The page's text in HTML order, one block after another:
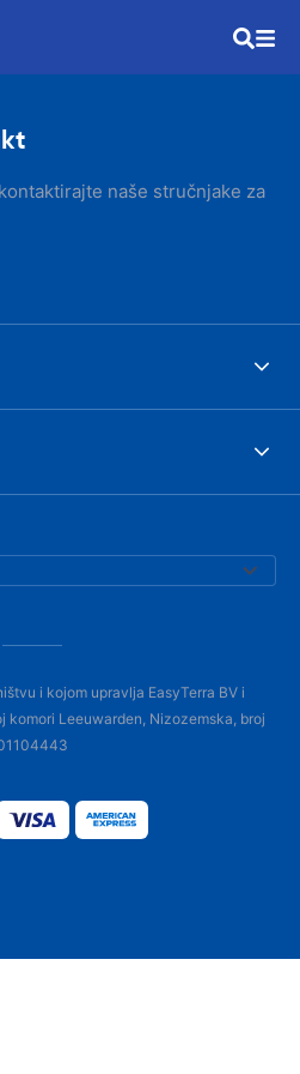
naše stručnjake za
i kojom upravlja EasyTerra BV i
komori Leeuwarden, Nizozemska, broj